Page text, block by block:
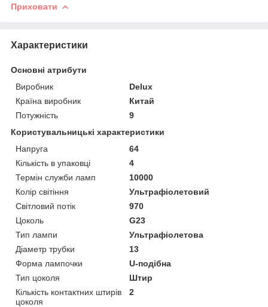
Приховати
Характеристики
Основні атрибути
Виробник
Delux
Країна виробник
Китай
Потужність
9
Користувальницькі характеристики
Напруга
64
Кількість в упаковці
4
Термін служби ламп
10000
Колір світіння
Ультрафіолетовий
Світловий потік
970
Цоколь
G23
Тип лампи
Ультрафіолетова
Діаметр трубки
13
Форма лампочки
U-подібна
Тип цоколя
Штир
Кількість контактних штирів
цоколя
2